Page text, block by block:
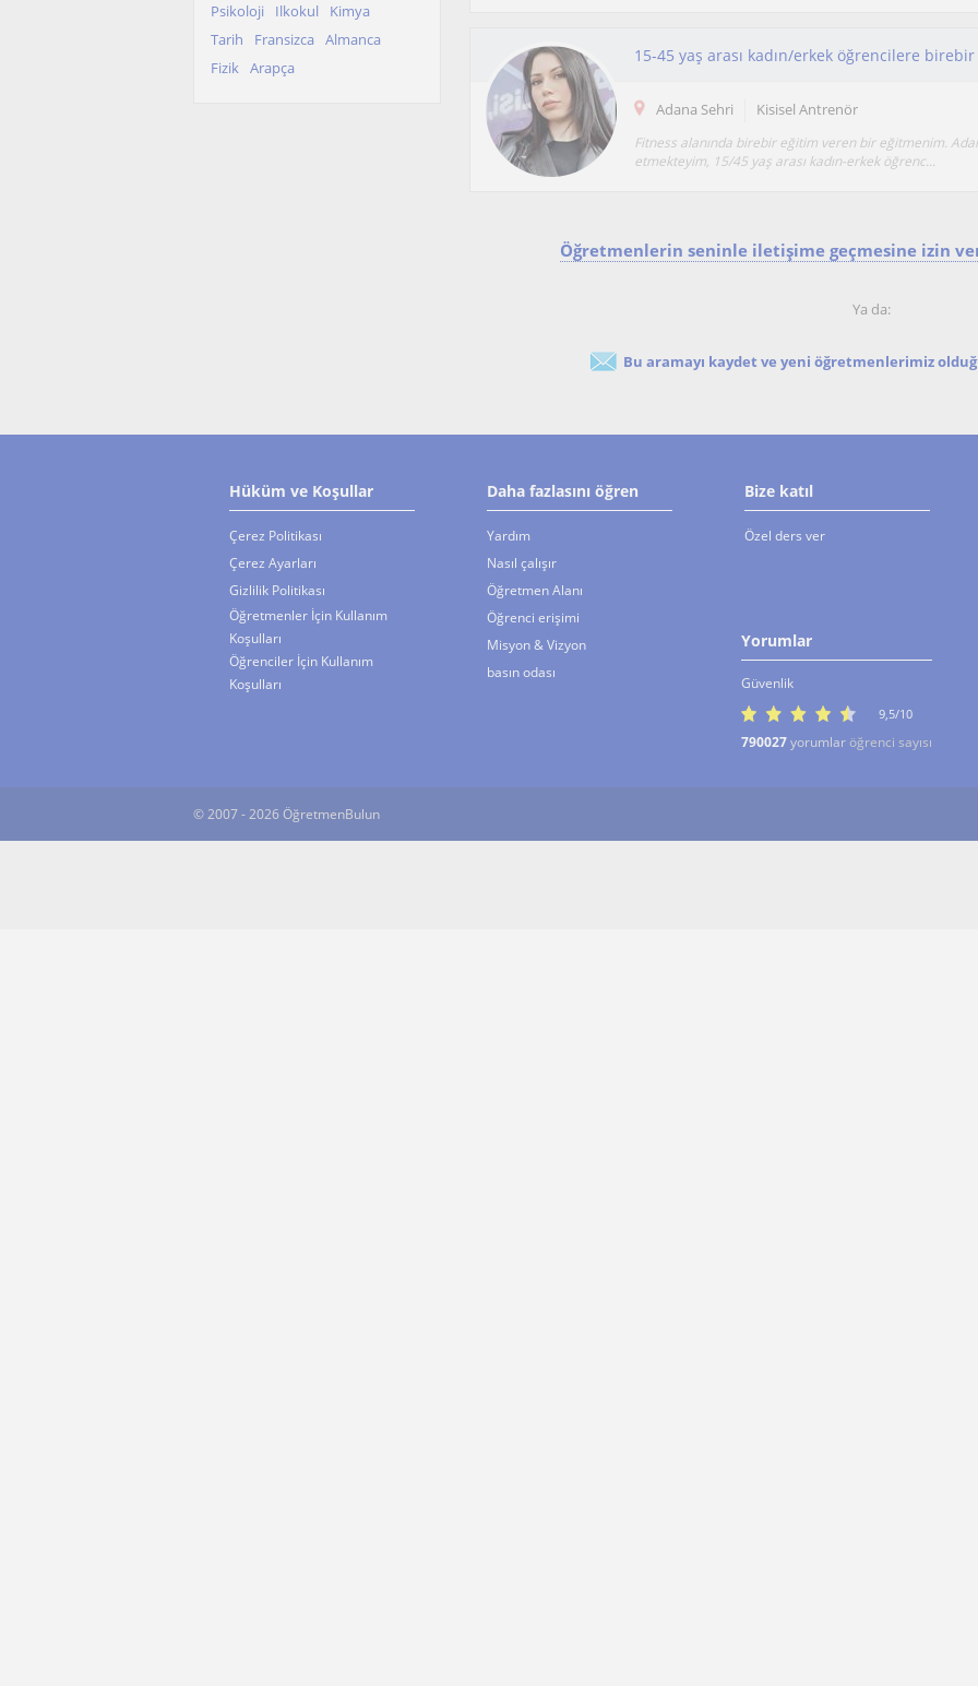
Psikoloji
Ilkokul
Kimya
Tarih
Fransizca
Almanca
Fizik Arapça
Adana Sehri Kisisel Antrenör
Fitness alanında birebir eğitim veren bir eğitmenim.
etmekteyim, 15/45 yaş arası kadın-erkek öğrenc...
Öğretmenlerin seninle iletişime geçmesine izin
Ya da:
Bu aramayı kaydet ve yeni öğretmenlerimiz
Hüküm ve Koşullar
Çerez Politikası
Çerez Ayarları
Gizlilik Politikası
Öğretmenler İçin Kullanım
Koşulları
Öğrenciler İçin Kullanım
Koşulları
Daha fazlasını öğren
Yardım
Nasıl çalışır
Öğretmen Alanı
Öğrenci erişimi
Misyon & Vizyon
basın odası
Bize katıl
Özel ders ver
Yorumlar
Güvenlik
9,5/10
790027yorumlar öğrenci sayısı
© 2007 - 2026 ÖğretmenBulun